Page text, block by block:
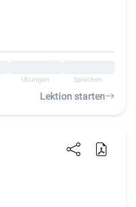
Übungen Sprechen
Lektion starten